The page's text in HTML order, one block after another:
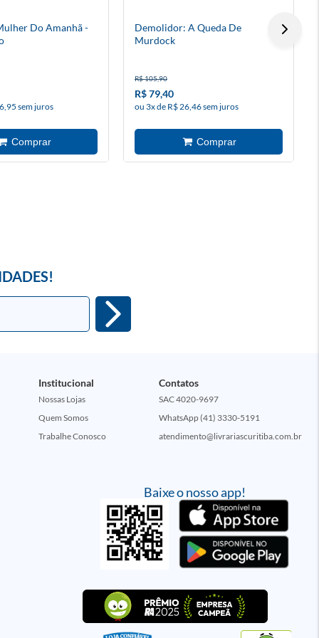
Do Amanhã -
sem juros
Demolidor: A Queda De
Murdock
R$ 105,90
R$ 79,40
ou 3x de R$ 26,46 sem juros
Baixe o nosso app!
Institucional
Nossas Lojas
Quem Somos
Trabalhe Conosco
Contatos
SAC 4020-9697
WhatsApp (41) 3330-5191
atendimento@livrariascuritiba.com.br